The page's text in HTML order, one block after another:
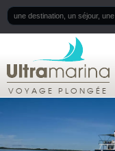
VOYAGE PLONGÉE